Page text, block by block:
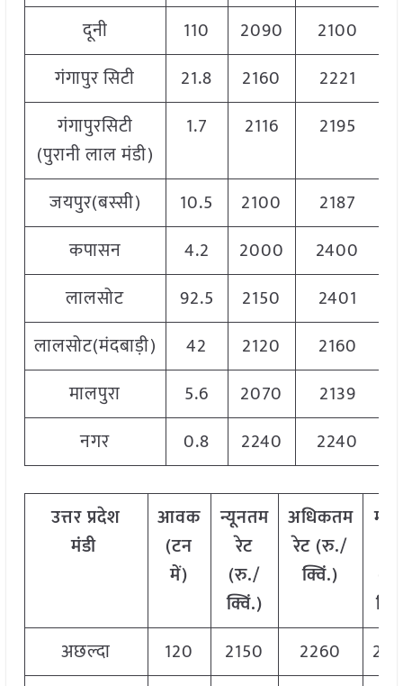
दूनी
110 2090 2100
गंगापुर सिटी
21.8 2160 2221
गंगापुरसिटी
(पुरानी लाल मंडी)
1.7 2116 2195
जयपुर(बस्सी) 10.5 2100 2187
कपासन
4.2 2000 2400
लालसोट
92.5 2150 2401
लालसोट(मंदबाड़ी)
42 2120 2160
मालपुरा
5.6 2070 2139
नगर
0.8 2240 2240
उत्तरप्रदेश
मंडी
आवक
(टन
में)
न्यूनतम
रेट
(रु./
क्विं.)
अधिकतम
रेट (रु./
क्विं.)
अछल्दा
120 2150 2260